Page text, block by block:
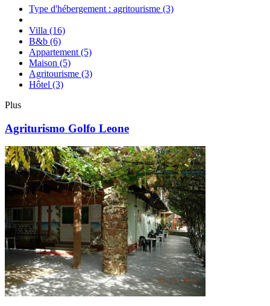
Type d'hébergement : agritourisme (3)
Villa (16)
B&b (6)
Appartement (5)
Maison (5)
Agritourisme (3)
Hôtel (3)
Plus
Agriturismo Golfo Leone